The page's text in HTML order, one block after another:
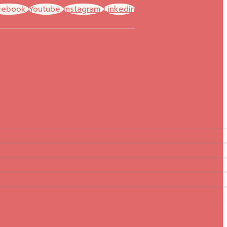
Youtube Instagram Linkedin